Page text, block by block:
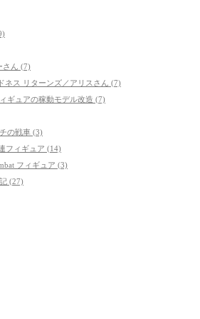
さん (7)
ネス リターンズ／アリスさん (7)
ギュアの稼動モデル改造 (7)
の戦車 (3)
フィギュア (14)
フィギュア (3)
(27)